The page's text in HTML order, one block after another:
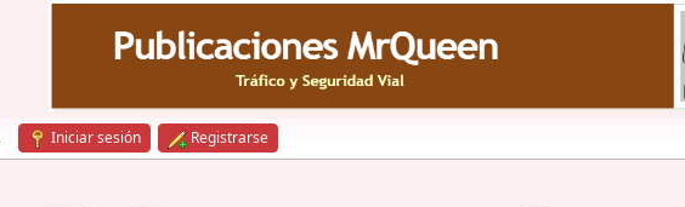
Iniciar sesión Registrarse